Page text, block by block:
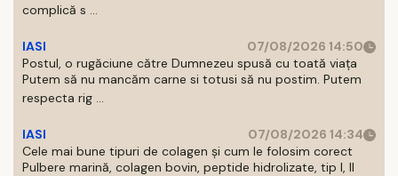
complică s ...
IASI
07/08/2026 14:50
Postul, o rugăciune către Dumnezeu spusă cu toată viața
Putem să nu mancăm carne si totusi să nu postim. Putem
respecta rig ...
IASI
07/08/2026 14:34
Cele mai bune tipuri de colagen și cum le folosim corect
Pulbere marină, colagen bovin, peptide hidrolizate, tip I, II